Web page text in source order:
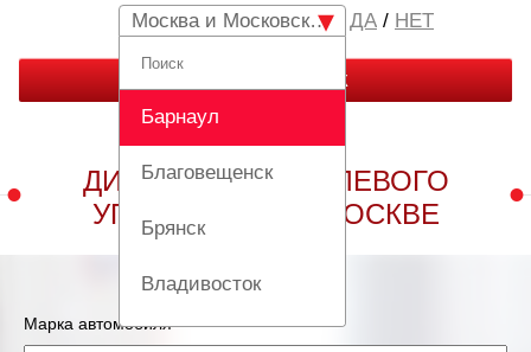
Москва и Московская область
Барнаул
Благовещенск
Брянск
Владивосток
Вологда
/ НЕТ
ЗАКАЗАТЬ ЗВОНОК
ДИАГНОСТИКА РУЛЕВОГО
УПРАВЛЕНИЯ В МОСКВЕ
Марка автомобиля*